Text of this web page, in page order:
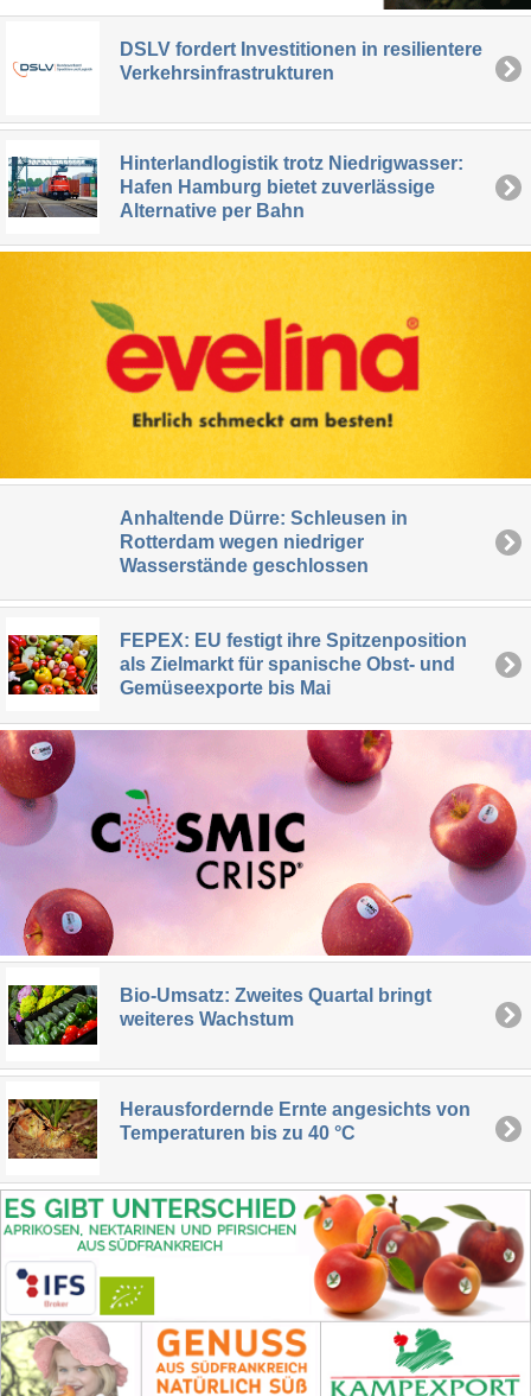
DSLV fordert Investitionen in resilientere
Verkehrsinfrastrukturen
Hinterlandlogistik trotz Niedrigwasser:
Hafen Hamburg bietet zuverlässige
Alternative per Bahn
Anhaltende Dürre: Schleusen in
Rotterdam wegen niedriger
Wasserstände geschlossen
FEPEX: EU festigt ihre Spitzenposition
als Zielmarkt für spanische Obst- und
Gemüseexporte bis Mai
Bio-Umsatz: Zweites Quartal bringt
weiteres Wachstum
Herausfordernde Ernte angesichts von
Temperaturen bis zu 40 °C